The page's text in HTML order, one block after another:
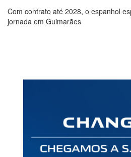
Com contrato até 2028, o espanhol
jornada em Guimarães